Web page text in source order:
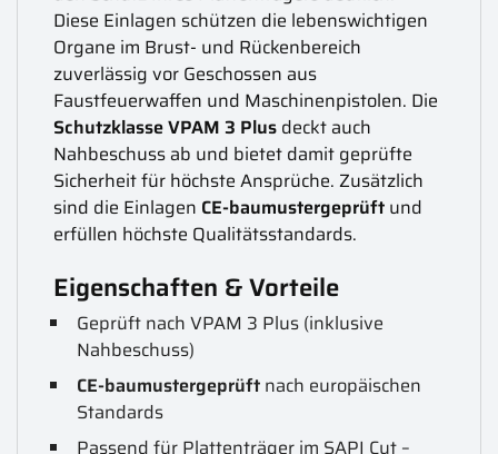
Diese Einlagen schützen die lebenswichtigen
Organe im Brust- und Rückenbereich
zuverlässig vor Geschossen aus
Faustfeuerwaffen und Maschinenpistolen. Die
Schutzklasse VPAM 3 Plus deckt auch
Nahbeschuss ab und bietet damit geprüfte
Sicherheit für höchste Ansprüche. Zusätzlich
sind die Einlagen CE-baumustergeprüft und
erfüllen höchste Qualitätsstandards.
Eigenschaften & Vorteile
Geprüft nach VPAM 3 Plus (inklusive
Nahbeschuss)
CE-baumustergeprüft nach europäischen
Standards
Passend für Plattenträger im SAPI Cut –